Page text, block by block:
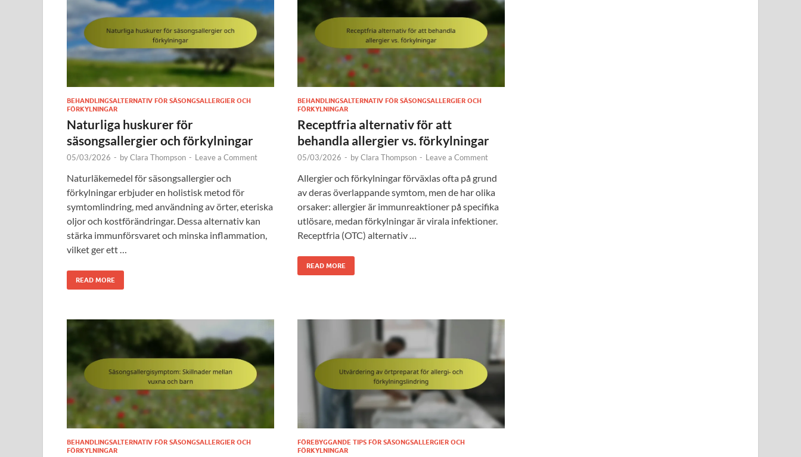
BEHANDLINGSALTERNATIV FÖR SÄSONGSALLERGIER OCH
FÖRKYLNINGAR
Naturliga huskurer för
säsongsallergier och förkylningar
05/03/2026 - byClara Thompson - Leave a Comment
Naturläkemedel för säsongsallergier och
förkylningar erbjuder en holistisk metod för
symtomlindring, med användning av örter, eteriska
oljor och kostförändringar. Dessa alternativ kan
stärka immunförsvaret och minska inflammation,
vilket ger ett …
READ MORE
BEHANDLINGSALTERNATIV FÖR SÄSONGSALLERGIER OCH
FÖRKYLNINGAR
Receptfria alternativ för att
behandla allergier vs. förkylningar
05/03/2026 - byClara Thompson - Leave a Comment
Allergier och förkylningar förväxlas ofta på grund
av deras överlappande symtom, men de har olika
orsaker: allergier är immunreaktioner på specifika
utlösare, medan förkylningar är virala infektioner.
Receptfria (OTC) alternativ …
READ MORE
BEHANDLINGSALTERNATIV FÖR SÄSONGSALLERGIER OCH
FÖRKYLNINGAR
FÖREBYGGANDE TIPS FÖR SÄSONGSALLERGIER OCH
FÖRKYLNINGAR